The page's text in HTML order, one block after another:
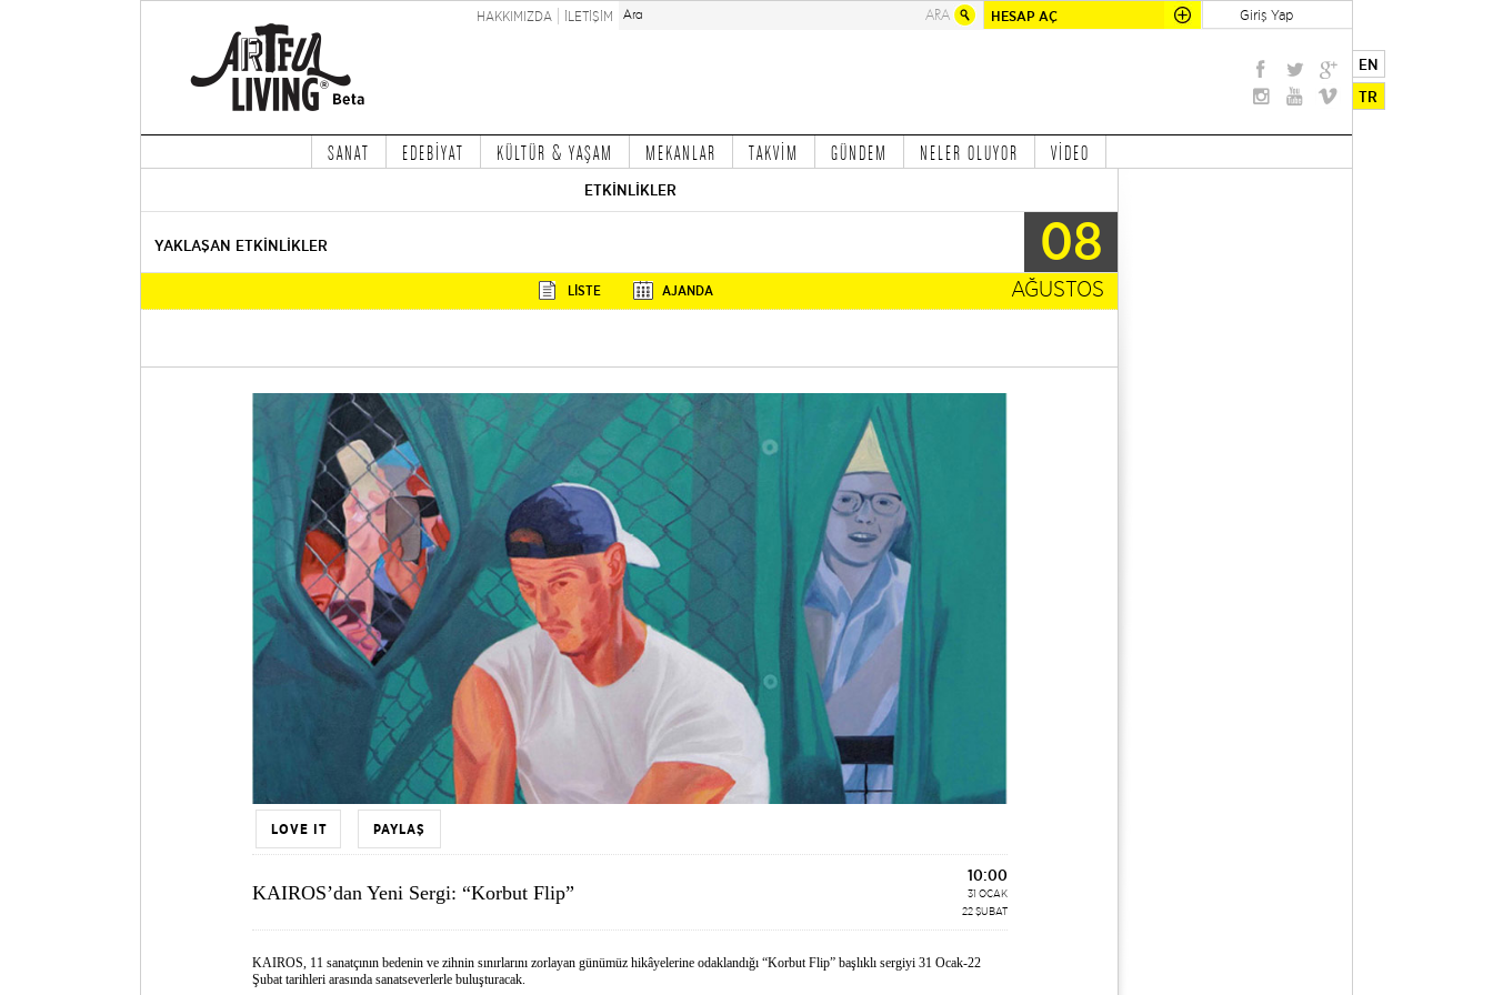
HESAP AÇ Giriş Yap
HAKKIMIZDA İLETİŞİM
EN
TR
SANAT EDEBİYAT KÜLTÜR & YAŞAM MEKANLAR TAKVİM GÜNDEM NELER OLUYOR VİDEO
ETKİNLİKLER
YAKLAŞAN ETKİNLİKLER 08
LİSTE AJANDA AĞUSTOS
LOVE IT PAYLAŞ
KAIROS’dan Yeni Sergi: “Korbut Flip”
10:00
31 OCAK
22 ŞUBAT
KAIROS, 11 sanatçının bedenin ve zihnin sınırlarını zorlayan günümüz hikâyelerine odaklandığı “Korbut Flip” başlıklı sergiyi 31 Ocak-22
Şubat tarihleri arasında sanatseverlerle buluşturacak.